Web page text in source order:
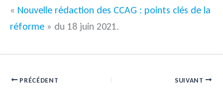
« Nouvelle rédaction des CCAG : points clés de la
réforme » du 18 juin 2021.
PRÉCÉDENT SUIVANT